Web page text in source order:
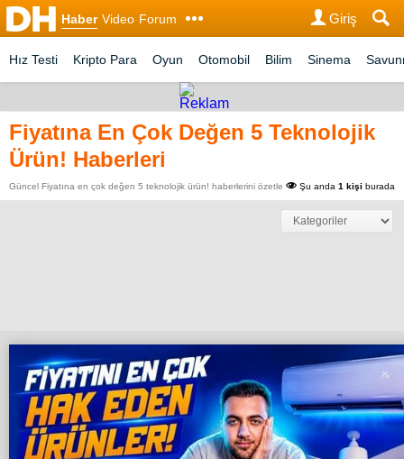
Haber Video Forum Giriş
Hız Testi Kripto Para Oyun Otomobil Bilim Sinema
Fiyatına En Çok Değen 5 Teknolojik
Ürün! Haberleri
Güncel Fiyatına en çok değen 5 teknolojik ürün! haberlerini özetle Şu anda 1 kişi burada